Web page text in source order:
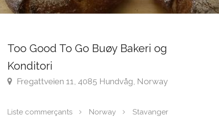
Too Good To Go Buøy Bakeri og
Konditori
Fregattveien 11, 4085 Hundvåg, Norway
Liste commerçants Norway Stavanger